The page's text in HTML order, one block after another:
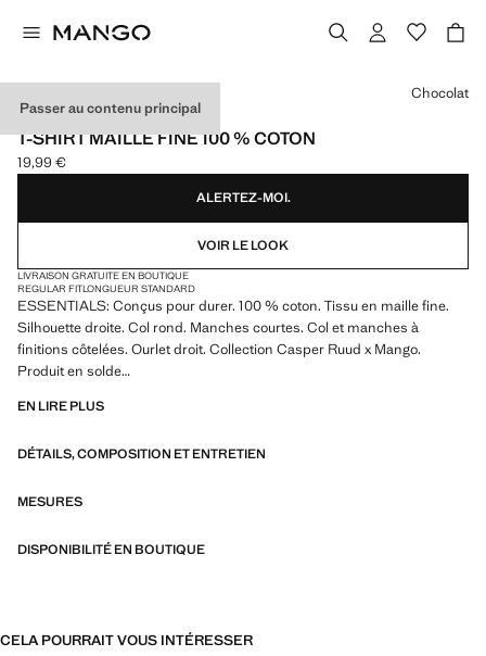
Passer au contenu principal
ESSENTIALS
T-SHIRT MAILLE FINE 100 % COTON
Prix actuel [19,99 € ]
19,99 €
Choisissez une couleur
Chocolat
ALERTEZ-MOI.
VOIR LE LOOK
LIVRAISON GRATUITE EN BOUTIQUE
REGULAR FITLONGUEUR STANDARD
ESSENTIALS: Conçus pour durer. 100 % coton. Tissu en maille fine.
Silhouette droite. Col rond. Manches courtes. Col et manches à
finitions côtelées. Ourlet droit. Collection Casper Ruud x Mango.
Produit en solde
ESSENTIALS: Made to last. Hemos reforzado nuestras exigencias de
Diseñadas considerando cuidadosamente su confección, son todavía
EN LIRE PLUS
DÉTAILS, COMPOSITION ET ENTRETIEN
MESURES
DISPONIBILITÉ EN BOUTIQUE
CELA POURRAIT VOUS INTÉRESSER